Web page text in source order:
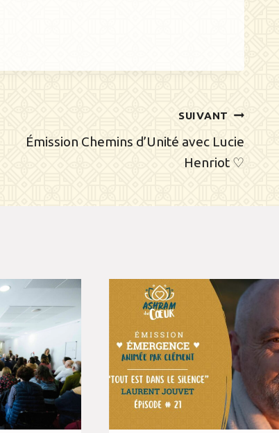
SUIVANT
Émission Chemins d’Unité avec Lucie
Henriot ♡